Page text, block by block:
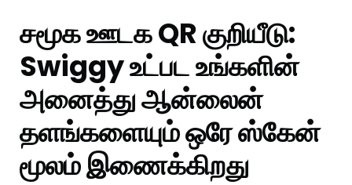
சமூக ஊடக QR குறியீடு:
Swiggy உட்பட உங்களின்
அனைத்து ஆன்லைன்
தளங்களையும் ஒரே ஸ்கேன்
மூலம் இணைக்கிறது